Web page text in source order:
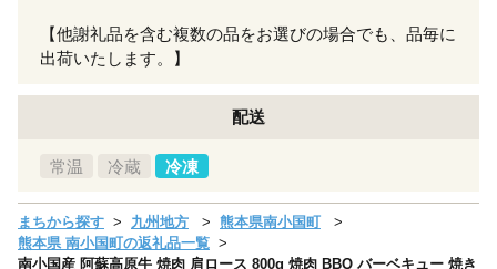
【他謝礼品を含む複数の品をお選びの場合でも、品毎に
出荷いたします。】
配送
常温 冷蔵 冷凍
まちから探す 九州地方
熊本県南小国町
熊本県 南小国町の返礼品一覧
南小国産 阿蘇高原牛 焼肉 肩ロース 800g 焼肉 BBQ バーベキュー 焼き